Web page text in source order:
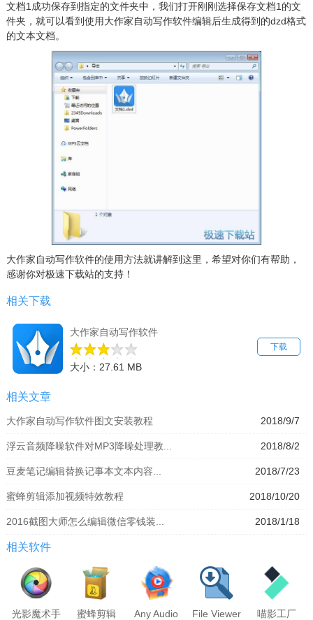
文档1成功保存到指定的文件夹中，我们打开刚刚选择保存文档1的文
件夹，就可以看到使用大作家自动写作软件编辑后生成得到的dzd格式
的文本文档。
大作家自动写作软件的使用方法就讲解到这里，希望对你们有帮助，
感谢你对极速下载站的支持！
相关下载
下载
大作家自动写作软件
大小：27.61 MB
相关文章
2018/9/7
大作家自动写作软件图文安装教程
2018/8/2
浮云音频降噪软件对MP3降噪处理教...
2018/7/23
豆麦笔记编辑替换记事本文本内容...
2018/10/20
蜜蜂剪辑添加视频特效教程
2018/1/18
2016截图大师怎么编辑微信零钱装...
相关软件
光影魔术手 蜜蜂剪辑 Any Audio File Viewer 喵影工厂